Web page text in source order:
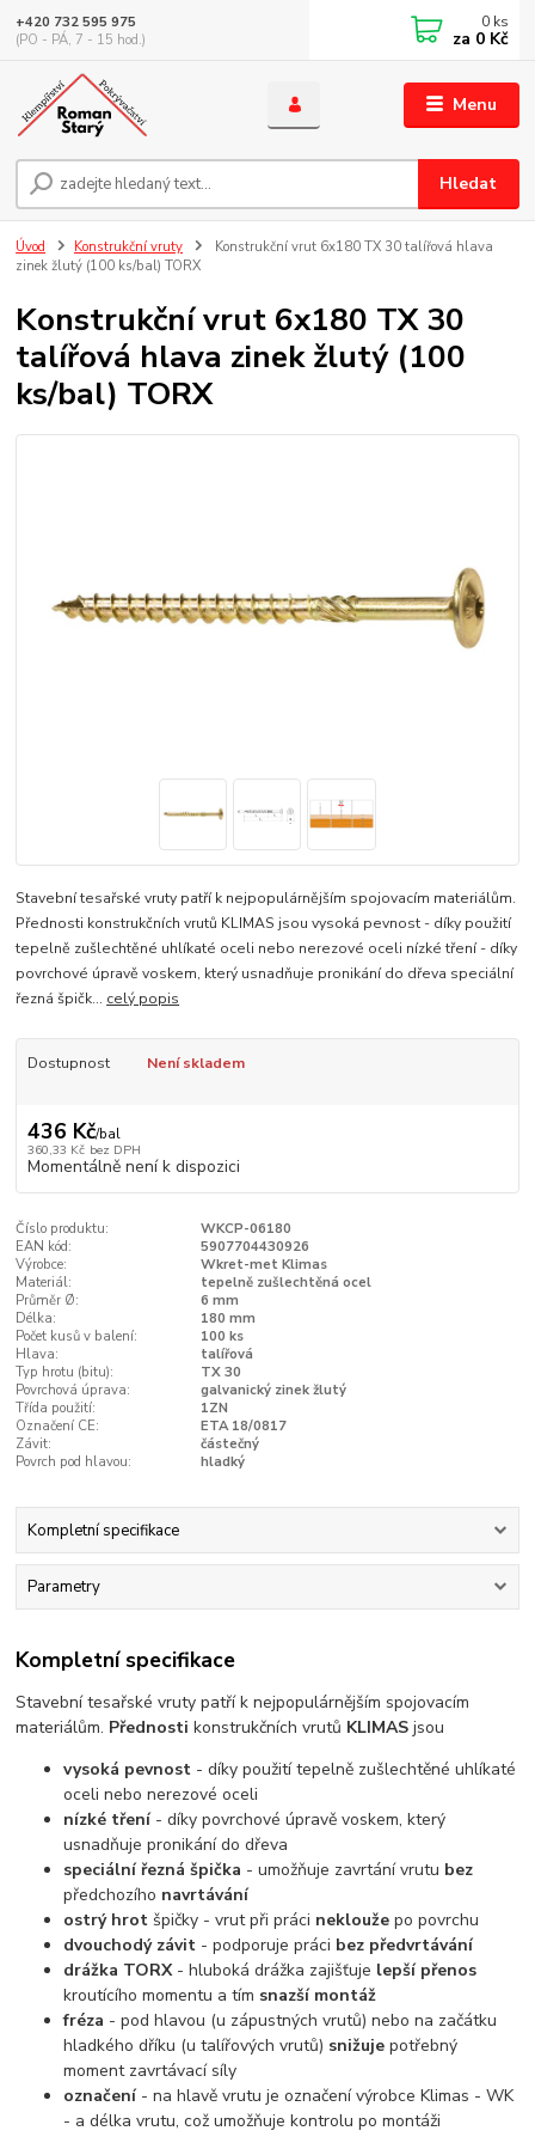
Menu
Hledat
+420 732 595 975
(PO - PÁ, 7 - 15 hod.)
0 ks
za 0 Kč
Úvod Konstrukční vruty
Konstrukční vrut 6x180 TX 30 talířová hlava
zinek žlutý (100 ks/bal) TORX
Konstrukční vrut 6x180 TX 30
talířová hlava zinek žlutý (100
ks/bal) TORX
Stavební tesařské vruty patří k nejpopulárnějším spojovacím materiálům.
Přednosti konstrukčních vrutů KLIMAS jsou vysoká pevnost - díky použití
tepelně zušlechtěné uhlíkaté oceli nebo nerezové oceli nízké tření - díky
povrchové úpravě voskem, který usnadňuje pronikání do dřeva speciální
řezná špičk... celý popis
Dostupnost Není skladem
436 Kč/bal
360,33 Kč bez DPH
Momentálně není k dispozici
Číslo produktu:
WKCP-06180
EAN kód:
5907704430926
Výrobce:
Wkret-met Klimas
Materiál:
tepelně zušlechtěná ocel
Průměr Ø:
6 mm
Délka:
180 mm
Počet kusů v balení:
100 ks
Hlava:
talířová
Typ hrotu (bitu):
TX 30
Povrchová úprava:
galvanický zinek žlutý
Třída použití:
1ZN
Označení CE:
ETA 18/0817
Závit:
částečný
Povrch pod hlavou:
hladký
Kompletní specifikace
Parametry
Kompletní specifikace
Stavební tesařské vruty patří k nejpopulárnějším spojovacím
materiálům. Přednosti konstrukčních vrutů KLIMAS jsou
vysoká pevnost - díky použití tepelně zušlechtěné uhlíkaté
oceli nebo nerezové oceli
nízké tření- díky povrchové úpravě voskem, který
usnadňuje pronikání do dřeva
speciální řezná špička - umožňuje zavrtání vrutu bez
předchozího navrtávání
ostrý hrot špičky - vrut při práci nekloužepo povrchu
dvouchodý závit - podporuje práci bez předvrtávání
drážka TORX- hluboká drážka zajišťuje lepší přenos
kroutícího momentu a tím snazší montáž
fréza - pod hlavou (u zápustných vrutů) nebo na začátku
hladkého dříku (u talířových vrutů) snižujepotřebný
moment zavrtávací síly
označení- na hlavě vrutu je označení výrobce Klimas - WK
- a délka vrutu, což umožňuje kontrolu po montáži